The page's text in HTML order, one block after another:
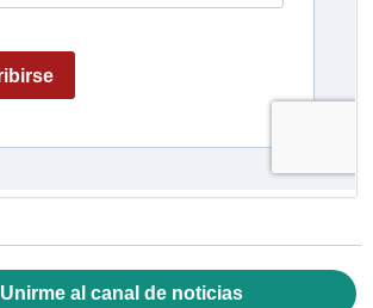
Unirme al canal de noticias